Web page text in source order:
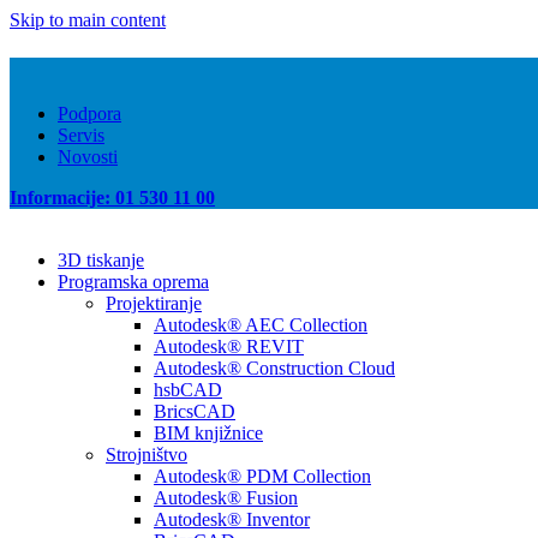
Skip to main content
Podpora
Servis
Novosti
Informacije: 01 530 11 00
3D tiskanje
Programska oprema
Projektiranje
Autodesk® AEC Collection
Autodesk® REVIT
Autodesk® Construction Cloud
hsbCAD
BricsCAD
BIM knjižnice
Strojništvo
Autodesk® PDM Collection
Autodesk® Fusion
Autodesk® Inventor